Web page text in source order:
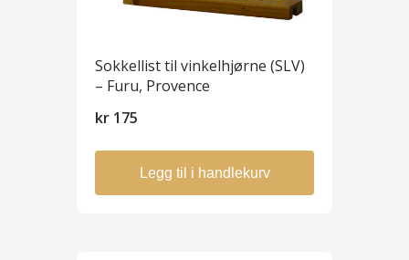
Sokkellist til vinkelhjørne (SLV)
– Furu, Provence
kr 175
Legg til i handlekurv